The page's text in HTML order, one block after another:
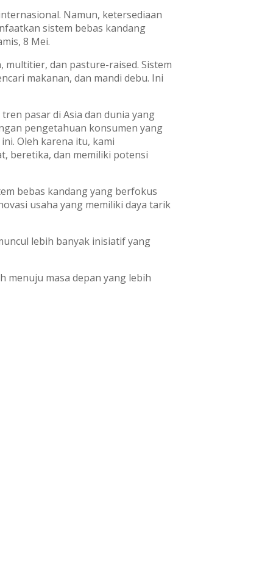
Namun, ketersediaan
sistem bebas kandang
8 Mei.
multitier, dan pasture-raised. Sistem
makanan, dan mandi debu. Ini
pasar di Asia dan dunia yang
pengetahuan konsumen yang
Oleh karena itu, kami
beretika, dan memiliki potensi
bebas kandang yang berfokus
usaha yang memiliki daya tarik
lebih banyak inisiatif yang
menuju masa depan yang lebih